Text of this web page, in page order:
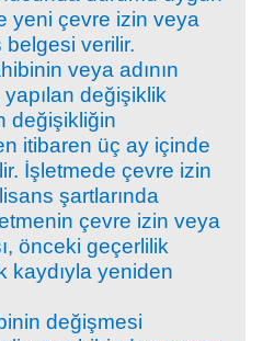
yeni çevre izin veya
verilir.
veya adının
değişiklik
değişikliğin
itibaren üç ay içinde
İşletmede çevre izin
şartlarında
çevre izin veya
önceki geçerlilik
kaydıyla yeniden
değişmesi